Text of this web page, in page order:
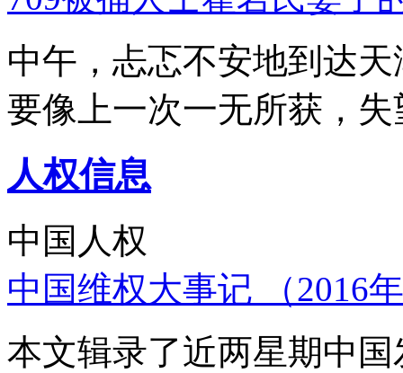
中午，忐忑不安地到达
要像上一次一无所获，
人权信息
中国人权
中国维权大事记 （2016
本文辑录了近两星期中